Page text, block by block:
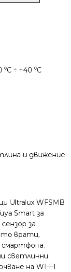
÷ +40 ⁰C
и движение
Ultralux WFSMB
Smart за
за
врати,
смартфона.
светлинни
на WI-FI